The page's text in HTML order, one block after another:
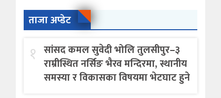
ताजा अप्डेट
१ सांसद कमल सुवेदी भोलि तुलसीपुर–३
राम्रीस्थित नर्सिङ भैरव मन्दिरमा, स्थानीय
समस्या र विकासका विषयमा भेटघाट हुने